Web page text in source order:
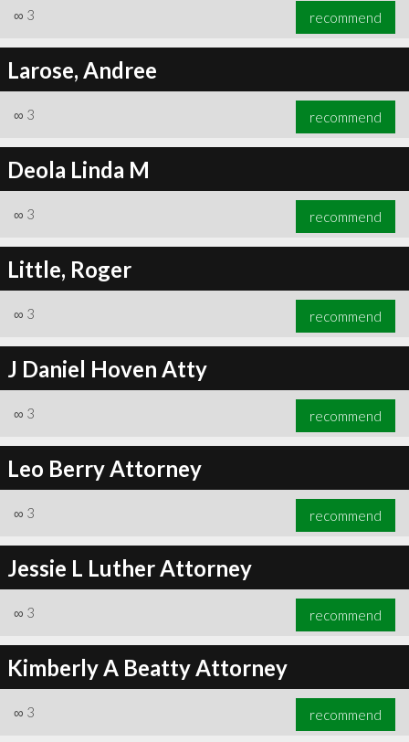
∞ 3 recommend
Larose, Andree
∞ 3 recommend
Deola Linda M
∞ 3 recommend
Little, Roger
∞ 3 recommend
J Daniel Hoven Atty
∞ 3 recommend
Leo Berry Attorney
∞ 3 recommend
Jessie L Luther Attorney
∞ 3 recommend
Kimberly A Beatty Attorney
∞ 3 recommend